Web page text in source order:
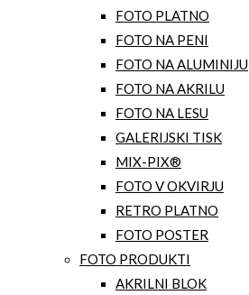
FOTO PLATNO
FOTO NA PENI
FOTO NA ALUMINIJU
FOTO NA AKRILU
FOTO NA LESU
GALERIJSKI TISK
MIX-PIX®
FOTO V OKVIRJU
RETRO PLATNO
FOTO POSTER
FOTO PRODUKTI
AKRILNI BLOK